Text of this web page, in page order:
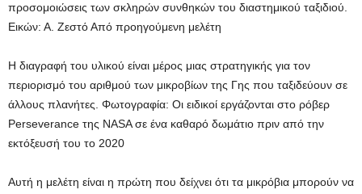
προσομοιώσεις των σκληρών συνθηκών του διαστημικού ταξιδιού.
Εικών: Α. ΖεστόΑπό προηγούμενη μελέτη
Η διαγραφή του υλικού είναι μέρος μιας στρατηγικής για τον
περιορισμό του αριθμού των μικροβίων της Γης που ταξιδεύουν σε
άλλους πλανήτες. Φωτογραφία: Οι ειδικοί εργάζονται στο ρόβερ
Perseverance της NASA σε ένα καθαρό δωμάτιο πριν από την
εκτόξευσή του το 2020
Αυτή η μελέτη είναι η πρώτη που δείχνει ότι τα μικρόβια μπορούν να